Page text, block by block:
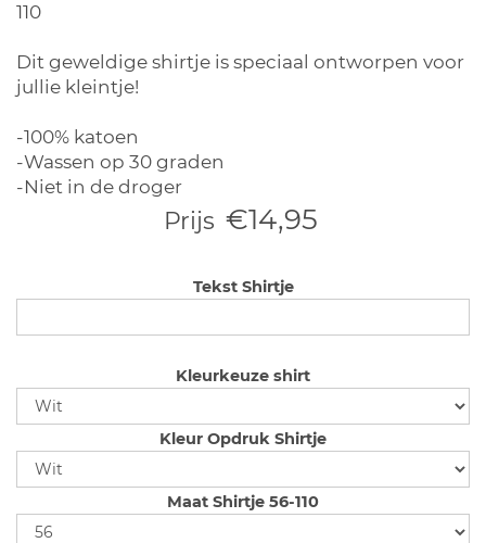
110
Dit geweldige shirtje is speciaal ontworpen voor
jullie kleintje!
-100% katoen
-Wassen op 30 graden
-Niet in de droger
Prijs €14,95
Tekst Shirtje
Kleurkeuze shirt
Kleur Opdruk Shirtje
Maat Shirtje 56-110